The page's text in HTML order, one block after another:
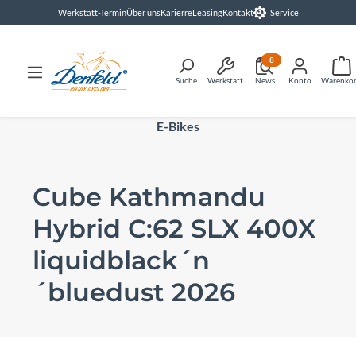
springenWerkstatt-TerminÜber unsKarierreLeasingKontakt Service
Suche Werkstatt News
8
Konto
E-Bikes
Cube Kathmandu
Hybrid C:62 SLX 400X
liquidblack´n
´bluedust 2026